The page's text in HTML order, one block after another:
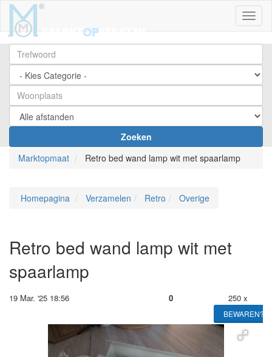
Zoeken
Marktopmaat
Retro bed wand lamp wit met spaarlamp
Homepagina Verzamelen Retro Overige
Retro bed wand lamp wit met
spaarlamp
19 Mar. '25 18:56 0 250 x
BEWAREN?